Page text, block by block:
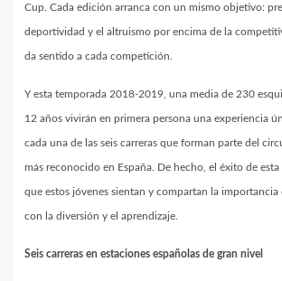
Cup. Cada edición arranca con un mismo objetivo:
deportividad y el altruismo por encima de la
da sentido a cada competición.
Y esta temporada 2018-2019, una media de 230
12 años vivirán en primera persona una experiencia
cada una de las seis carreras que forman parte del
más reconocido en España. De hecho, el éxito de
que estos jóvenes sientan y compartan la
con la diversión y el aprendizaje.
Seis carreras en estaciones españolas de gran nivel